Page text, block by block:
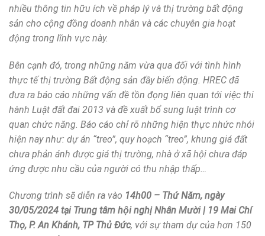
nhiều thông tin hữu ích về pháp lý và thị trường bất động
sản cho cộng đồng doanh nhân và các chuyên gia hoạt
động trong lĩnh vực này.
Bên cạnh đó, trong những năm vừa qua đối với tình hình
thực tế thị trường Bất động sản đầy biến động. HREC đã
đưa ra báo cáo những vấn đề tồn đọng liên quan tới việc thi
hành Luật đất đai 2013 và đề xuất bổ sung luật trình cơ
quan chức năng. Báo cáo chỉ rõ những hiện thực nhức nhói
hiện nay như: dự án “treo”, quy hoạch “treo”, khung giá đất
chưa phản ánh được giá thị trường, nhà ở xã hội chưa đáp
ứng được nhu cầu của người có thu nhập thấp…
Chương trình sẽ diễn ra vào 14h00 – Thứ Năm, ngày
30/05/2024 tại Trung tâm hội nghị Nhân Mười | 19 Mai Chí
Thọ, P. An Khánh, TP Thủ Đức, với sự tham dự của hơn 150